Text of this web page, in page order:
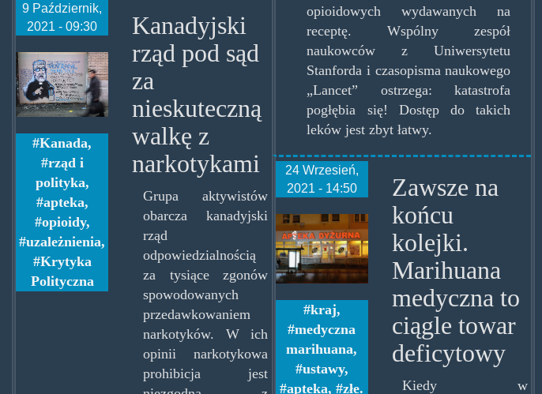
9 Październik,
2021 - 09:30
opiocanada.jpg
Kanada,
rząd i
polityka,
apteka,
opioidy,
uzależnienia,
Krytyka
Polityczna
Kanadyjski
rząd pod sąd
za
nieskuteczną
walkę z
narkotykami
Grupa aktywistów
obarcza kanadyjski
rząd
odpowiedzialnością
za tysiące zgonów
spowodowanych
przedawkowaniem
narkotyków. W ich
opinii narkotykowa
prohibicja jest
opioidowych wydawanych na
receptę. Wspólny zespół
naukowców z Uniwersytetu
Stanforda i czasopisma naukowego
„Lancet” ostrzega: katastrofa
pogłębia się! Dostęp do takich
leków jest zbyt łatwy.
24 Wrzesień,
2021 - 14:50
aptekadyzurna.jpg
kraj,
medyczna
marihuana,
ustawy,
apteka, złe.
Zawsze na
końcu
kolejki.
Marihuana
medyczna to
ciągle towar
deficytowy
Kiedy w